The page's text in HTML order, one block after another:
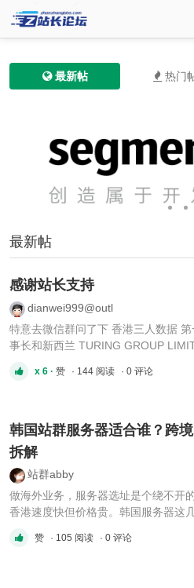
最新帖 热门
最新帖
感谢站长支持
dianwei999@outl
特意去微信群问了下 香港三人数据
事长和新西兰 TURING GROUP LIMITED 董事长都是 TAM, Sai Kit
了他老板，曾小桐真的厉害，第一次
x 6 · 赞 · 144 阅读 · 0 评论
韩国站群服务器适合谁？跨
拆解
站群abby
做海外业务，服务器选址是个绕不开
香港速度快但价格贵。韩国服务器这
国服务器到底适合做什么。韩国服务
赞 · 105 阅读 · 0 评论